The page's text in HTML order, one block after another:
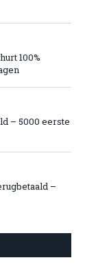
100%
– 5000 eerste
–